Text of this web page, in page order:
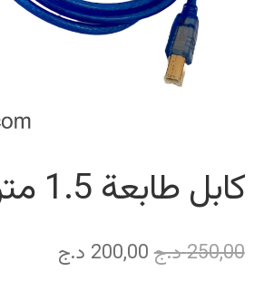
كابل طابعة 1.5 متر USB
250,00د.ج السعر
200,00 د.ج